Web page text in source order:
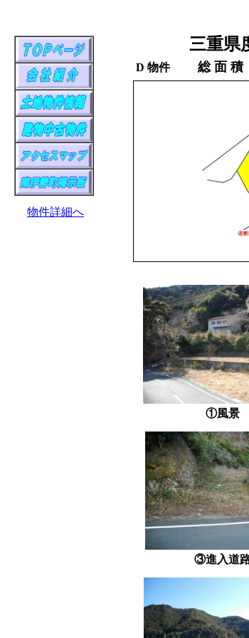
三重県
D 物件 総 面 積
①風景
③進入道
物件詳細へ